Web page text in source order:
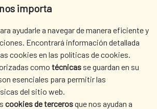
importa
ayudarle a navegar de manera eficiente y
Encontrará información detallada
cookies en las políticas de cookies.
como técnicas se guardan en su
esenciales para permitir las
del sitio web.
cookies de tercerosque nos ayudan a
OÙ NOUS COOPÉRONS
SALLE DE PRESSE
BIBLIOTHÈQUE